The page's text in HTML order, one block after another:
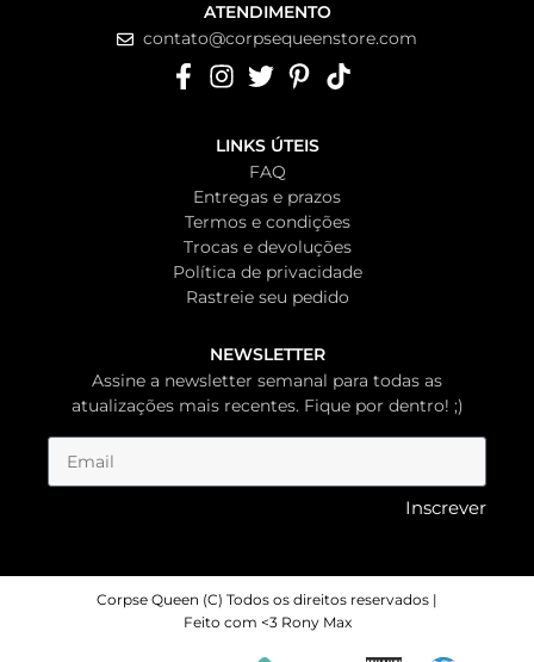
ATENDIMENTO
contato@corpsequeenstore.com
LINKS ÚTEIS
FAQ
Entregas e prazos
Termos e condições
Trocas e devoluções
Política de privacidade
Rastreie seu pedido
NEWSLETTER
Assine a newsletter semanal para todas as
atualizações mais recentes. Fique por dentro! ;)
Inscrever
Corpse Queen (C) Todos os direitos reservados |
Feito com <3 Rony Max